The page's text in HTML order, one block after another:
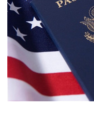
CONTACTO